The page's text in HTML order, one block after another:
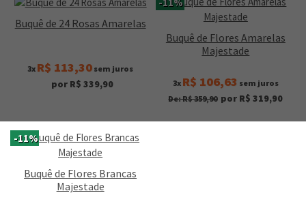
Buquê de 24 Rosas Amarelas
3x R$ 113,30 sem juros
por R$ 339,90
Buquê de Flores Amarelas
Majestade
3x R$ 106,63 sem juros
De: R$ 359,90 por R$ 319,90
-11%
Buquê de Flores Brancas
Majestade